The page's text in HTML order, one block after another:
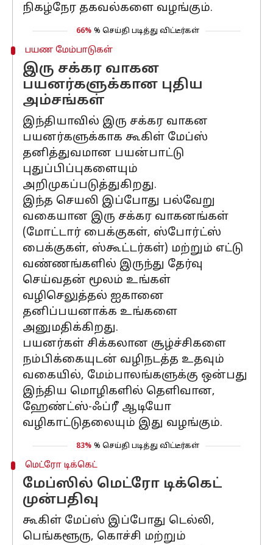
நிகழ்நேர தகவல்களை வழங்கும்.
66% % செய்தி படித்து விட்டீர்கள்
பயண மேம்பாடுகள்
இரு சக்கர வாகன
பயனர்களுக்கான புதிய
அம்சங்கள்
இந்தியாவில் இரு சக்கர வாகன
பயனர்களுக்காக கூகிள் மேப்ஸ்
தனித்துவமான பயன்பாட்டு
புதுப்பிப்புகளையும்
அறிமுகப்படுத்துகிறது.
இந்த செயலி இப்போது பல்வேறு
வகையான இரு சக்கர வாகனங்கள்
(மோட்டார் பைக்குகள், ஸ்போர்ட்ஸ்
பைக்குகள், ஸ்கூட்டர்கள்) மற்றும் எட்டு
வண்ணங்களில் இருந்து தேர்வு
செய்வதன் மூலம் உங்கள்
வழிசெலுத்தல் ஐகானை
தனிப்பயனாக்க உங்களை
அனுமதிக்கிறது.
பயனர்கள் சிக்கலான சூழ்ச்சிகளை
நம்பிக்கையுடன் வழிநடத்த உதவும்
வகையில், மேம்பாலங்களுக்கு ஒன்பது
இந்திய மொழிகளில் தெளிவான,
ஹேண்ட்ஸ்-ஃப்ரீ ஆடியோ
வழிகாட்டுதலையும் இது வழங்கும்.
83% % செய்தி படித்து விட்டீர்கள்
மெட்ரோ டிக்கெட்
மேப்ஸில் மெட்ரோ டிக்கெட்
முன்பதிவு
கூகிள் மேப்ஸ் இப்போது டெல்லி,
பெங்களூரு, கொச்சி மற்றும்